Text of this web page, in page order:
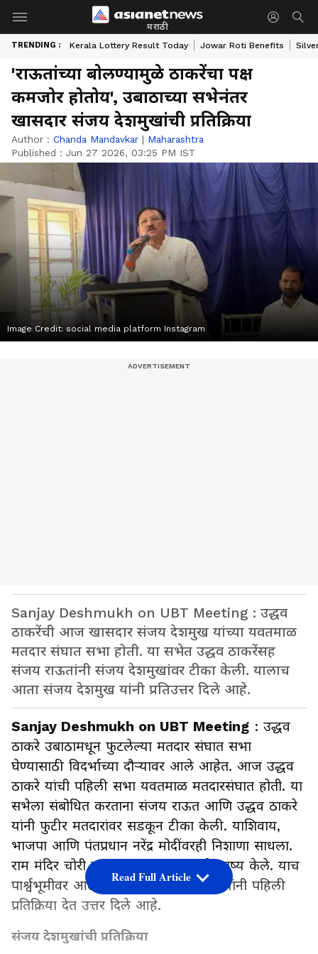
मराठी
TRENDING : Kerala Lottery Result Today Jowar Roti Benefits
'राऊतांच्या बोलण्यामुळे ठाकरेंचा पक्ष
कमजोर होतोय', उबाठाच्या सभेनंतर
खासदार संजय देशमुखांची प्रतिक्रिया
Author : Chanda Mandavkar | Maharashtra
Published : Jun 27 2026, 03:25 PM IST
Image Credit: social media platform Instagram
Sanjay Deshmukh on UBT Meeting : उद्धव
ठाकरेंची आज खासदार संजय देशमुख यांच्या यवतमाळ
मतदार संघात सभा होती. या सभेत उद्धव ठाकरेंसह
संजय राऊतांनी संजय देशमुखांवर टीका केली. यालाच
आता संजय देशमुख यांनी प्रतिउत्तर दिले आहे.
Sanjay Deshmukh on UBT Meeting : उद्धव
ठाकरे उबाठामधून फुटलेल्या मतदार संघात सभा
घेण्यासाठी विदर्भाच्या दौऱ्यावर आले आहेत. आज उद्धव
ठाकरे यांची पहिली सभा यवतमाळ मतदारसंघात होती. या
सभेला संबोधित करताना संजय राऊत आणि उद्धव ठाकरे
यांनी फुटीर मतदारांवर सडकून टीका केली. याशिवाय,
भाजपा आणि पंतप्रधान नरेंद्र मोदींवरही निशाणा साधला.
राम मंदिर चोरी प्रकरणाच्या मुद्द्यावरुनही भाष्य केले. याच
पार्श्वभूमीवर आता खासदार संजय देशमुख यांनी पहिली
प्रतिक्रिया देत उत्तर दिले आहे.
संजय देशमुखांची प्रतिक्रिया
Read Full Article